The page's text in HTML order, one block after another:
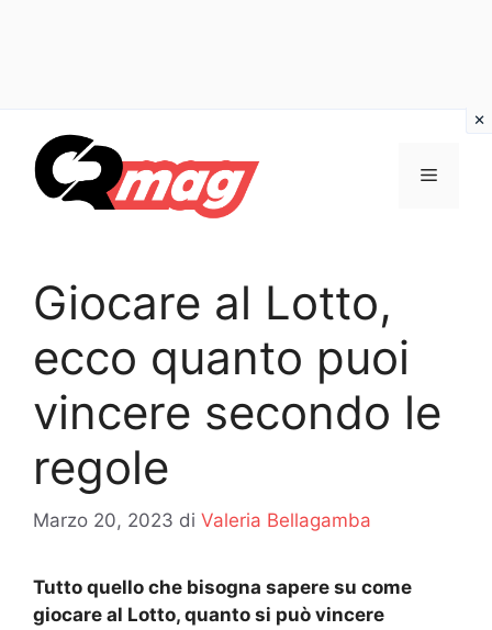
contenuto
Menu
Giocare al Lotto,
ecco quanto puoi
vincere secondo le
regole
Marzo 20, 2023 di Valeria Bellagamba
Tutto quello che bisogna sapere su come
giocare al Lotto, quanto si può vincere